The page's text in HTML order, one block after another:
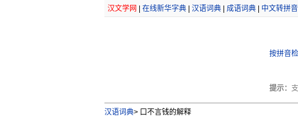
汉文学网 在线新华字典| 汉语词典| 成语词典| 中文转拼音
按拼音
提示：
汉语词典>口不言钱的解释